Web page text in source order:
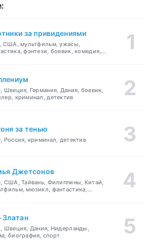
за привидениями
США, мультфильм, ужасы,
фэнтези, боевик, комедия,
Швеция, Германия, Дания, боевик,
криминал, детектив
за тенью
Россия, криминал, детектив
Джетсонов
США, Тайвань, Филиппины, Китай,
мюзикл, фантастика,
Швеция, Дания, Нидерланды,
биография, спорт